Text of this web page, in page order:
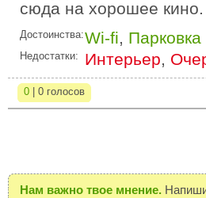
сюда на хорошее
Достоинства:Wi-fi, Парковка
Недостатки: Интерьер,
0 | 0 голосов
Нам важно твое мнение.